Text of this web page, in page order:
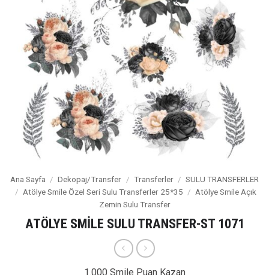
Ana Sayfa / Dekopaj/Transfer / Transferler / SULU TRANSFERLER
/ Atölye Smile Özel Seri Sulu Transferler 25*35 / Atölye Smile Açık
Zemin Sulu Transfer
ATÖLYE SMİLE SULU TRANSFER-ST 1071
1.000 Smile Puan Kazan